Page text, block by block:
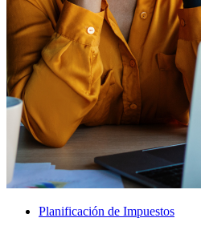
Planificación de Impuestos